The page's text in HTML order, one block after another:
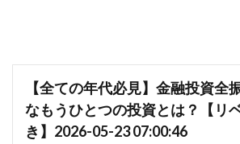
【全ての年代必見】金融投資全
なもうひとつの投資とは？【リ
き】2026-05-23 07:00:46